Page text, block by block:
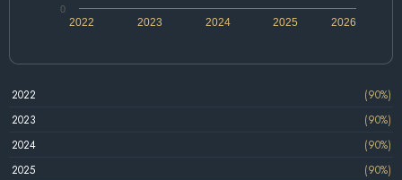
2022 2024 2026
2023 2025
0
2022
(90%)
2023
(90%)
2024
(90%)
2025
(90%)